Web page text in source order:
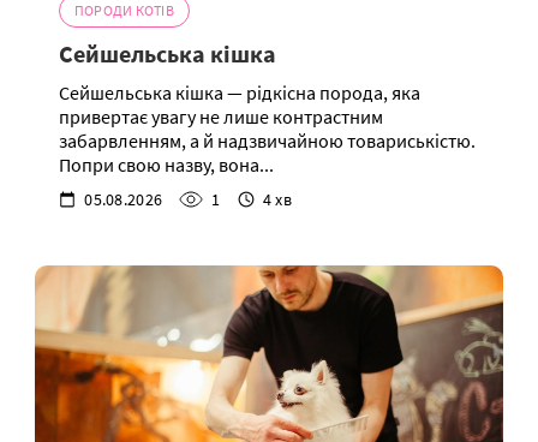
ПОРОДИ КОТІВ
Сейшельська кішка
Сейшельська кішка — рідкісна порода, яка
привертає увагу не лише контрастним
забарвленням, а й надзвичайною товариськістю.
Попри свою назву, вона...
05.08.2026 1 4 хв